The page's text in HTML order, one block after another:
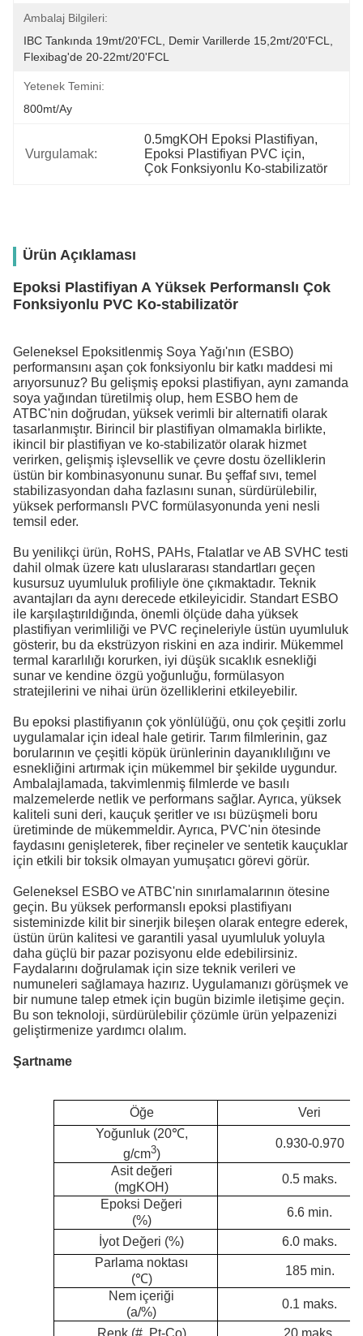
Ambalaj Bilgileri:
IBC Tankında 19mt/20'FCL, Demir Varillerde 15,2mt/20'FCL,
Flexibag'de 20-22mt/20'FCL
Yetenek Temini:
800mt/ay
Vurgulamak:
0.5mgKOH Epoksi Plastifiyan,
Epoksi Plastifiyan PVC için,
Çok Fonksiyonlu Ko-stabilizatör
Ürün Açıklaması
Epoksi Plastifiyan A Yüksek Performanslı Çok
Fonksiyonlu PVC Ko-stabilizatör
Geleneksel Epoksitlenmiş Soya Yağı'nın (ESBO)
performansını aşan çok fonksiyonlu bir katkı maddesi mi
arıyorsunuz? Bu gelişmiş epoksi plastifiyan, aynı zamanda
soya yağından türetilmiş olup, hem ESBO hem de
ATBC'nin doğrudan, yüksek verimli bir alternatifi olarak
tasarlanmıştır. Birincil bir plastifiyan olmamakla birlikte,
ikincil bir plastifiyan ve ko-stabilizatör olarak hizmet
verirken, gelişmiş işlevsellik ve çevre dostu özelliklerin
üstün bir kombinasyonunu sunar. Bu şeffaf sıvı, temel
stabilizasyondan daha fazlasını sunan, sürdürülebilir,
yüksek performanslı PVC formülasyonunda yeni nesli
temsil eder.
Bu yenilikçi ürün, RoHS, PAHs, Ftalatlar ve AB SVHC testi
dahil olmak üzere katı uluslararası standartları geçen
kusursuz uyumluluk profiliyle öne çıkmaktadır. Teknik
avantajları da aynı derecede etkileyicidir. Standart ESBO
ile karşılaştırıldığında, önemli ölçüde daha yüksek
plastifiyan verimliliği ve PVC reçineleriyle üstün uyumluluk
gösterir, bu da ekstrüzyon riskini en aza indirir. Mükemmel
termal kararlılığı korurken, iyi düşük sıcaklık esnekliği
sunar ve kendine özgü yoğunluğu, formülasyon
stratejilerini ve nihai ürün özelliklerini etkileyebilir.
Bu epoksi plastifiyanın çok yönlülüğü, onu çok çeşitli zorlu
uygulamalar için ideal hale getirir. Tarım filmlerinin, gaz
borularının ve çeşitli köpük ürünlerinin dayanıklılığını ve
esnekliğini artırmak için mükemmel bir şekilde uygundur.
Ambalajlamada, takvimlenmiş filmlerde ve basılı
malzemelerde netlik ve performans sağlar. Ayrıca, yüksek
kaliteli suni deri, kauçuk şeritler ve ısı büzüşmeli boru
üretiminde de mükemmeldir. Ayrıca, PVC'nin ötesinde
faydasını genişleterek, fiber reçineler ve sentetik kauçuklar
için etkili bir toksik olmayan yumuşatıcı görevi görür.
Geleneksel ESBO ve ATBC'nin sınırlamalarının ötesine
geçin. Bu yüksek performanslı epoksi plastifiyanı
sisteminizde kilit bir sinerjik bileşen olarak entegre ederek,
üstün ürün kalitesi ve garantili yasal uyumluluk yoluyla
daha güçlü bir pazar pozisyonu elde edebilirsiniz.
Faydalarını doğrulamak için size teknik verileri ve
numuneleri sağlamaya hazırız. Uygulamanızı görüşmek ve
bir numune talep etmek için bugün bizimle iletişime geçin.
Bu son teknoloji, sürdürülebilir çözümle ürün yelpazenizi
geliştirmenize yardımcı olalım.
Şartname
Öğe
Veri
Yoğunluk (20℃,
g/cm3)
0.930-0.970
Asit değeri
(mgKOH)
0.5 maks.
Epoksi Değeri
(%)
6.6 min.
İyot Değeri (%)
6.0 maks.
Parlama noktası
(℃)
185 min.
Nem içeriği
(a/%)
0.1 maks.
Renk (#, Pt-Co) 20 maks.